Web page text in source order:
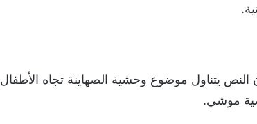
يتناول موضوع وحشية الصهاينة تجاه الأطفال
موشي.